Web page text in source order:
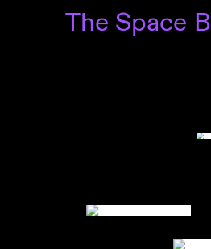
The Space